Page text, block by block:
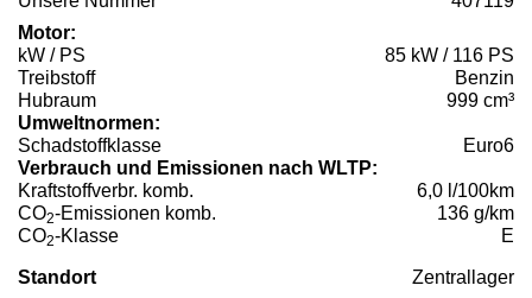
Motor:
kW / PS
85 kW / 116 PS
Treibstoff
Benzin
Hubraum
999 cm³
Umweltnormen:
Schadstoffklasse
Euro6
Verbrauch und Emissionen nach WLTP:
Kraftstoffverbr. komb.
6,0 l/100km
CO2-Emissionen komb.
136 g/km
CO2-Klasse E
Standort Zentrallager